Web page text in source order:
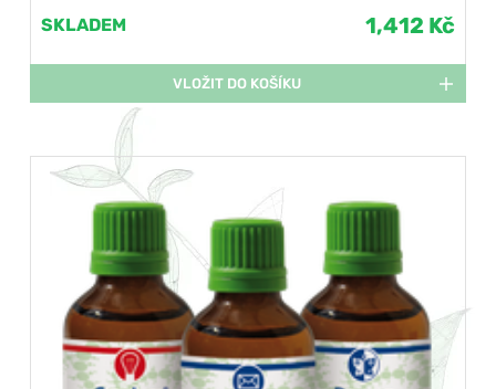
SKLADEM 1,412 Kč
VLOŽIT DO KOŠÍKU